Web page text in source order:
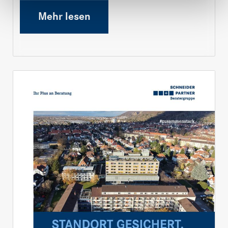
Mehr lesen